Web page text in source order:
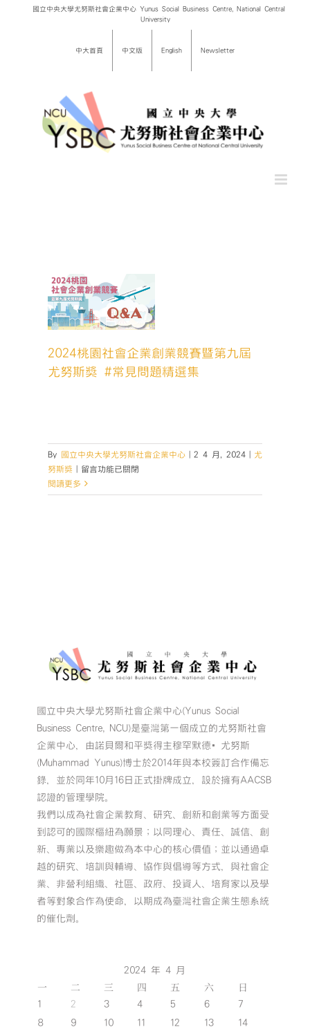
國立中央大學尤努斯社會企業中心 Yunus Social Business Centre, National Central
University
中大首頁 中文版 English Newsletter
2024桃園社會企業創業競賽暨第九屆
尤努斯獎 #常見問題精選集
By 國立中央大學尤努斯社會企業中心 2 4 月, 2024
尤
努斯獎
在
〈2024
桃
第
九
努
斯
獎
問
題
精
選
留言功能已關閉
閱讀更多
國立中央大學尤努斯社會企業中心(Yunus Social
Business Centre, NCU)是臺灣第一個成立的尤努斯社會
企業中心，由諾貝爾和平獎得主穆罕默德•尤努斯
(Muhammad Yunus)博士於2014年與本校簽訂合作備忘
錄，並於同年10月16日正式掛牌成立，設於擁有AACSB
認證的管理學院。
我們以成為社會企業教育、研究、創新和創業等方面受
到認可的國際樞紐為願景；以同理心、責任、誠信、創
新、專業以及樂趣做為本中心的核心價值；並以通過卓
越的研究、培訓與輔導、協作與倡導等方式，與社會企
業、非營利組織、社區、政府、投資人、培育家以及學
者等對象合作為使命，以期成為臺灣社會企業生態系統
的催化劑。
2024 年 4 月
一 二 三 四 五 六 日
1 2 3 4 5 6
7
8
9 10 11 12 13
14